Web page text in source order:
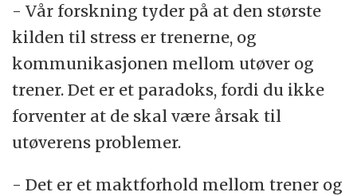
- Vår forskning tyder på at den største
kilden til stress er trenerne, og
kommunikasjonen mellom utøver og
trener. Det er et paradoks, fordi du ikke
forventer at de skal være årsak til
utøverens problemer.
- Det er et maktforhold mellom trener og